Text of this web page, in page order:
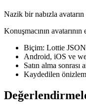
Nazik bir nabızla
Konuşmacının
Biçim: Lottie JSON
Android, iOS ve
Satın alma
Kaydedilen